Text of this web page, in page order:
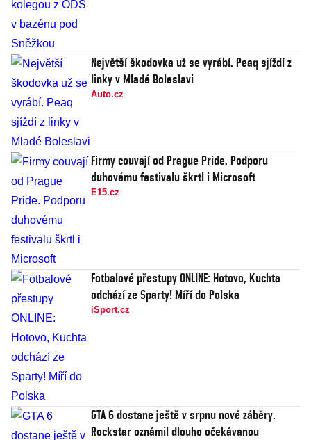
Největší škodovka už se vyrábí. Peaq sjíždí z
linky v Mladé Boleslavi
Auto.cz
Firmy couvají od Prague Pride. Podporu
duhovému festivalu škrtl i Microsoft
E15.cz
Fotbalové přestupy ONLINE: Hotovo, Kuchta
odchází ze Sparty! Míří do Polska
iSport.cz
GTA 6 dostane ještě v srpnu nové záběry.
Rockstar oznámil dlouho očekávanou